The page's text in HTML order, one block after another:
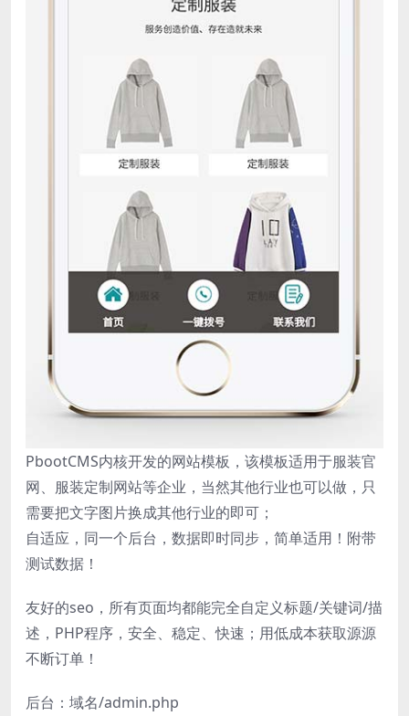
PbootCMS内核开发的网站模板，该模板适用于服装官
网、服装定制网站等企业，当然其他行业也可以做，只
需要把文字图片换成其他行业的即可；
自适应，同一个后台，数据即时同步，简单适用！附带
测试数据！
友好的seo，所有页面均都能完全自定义标题/关键词/描
述，PHP程序，安全、稳定、快速；用低成本获取源源
不断订单！
后台：域名/admin.php